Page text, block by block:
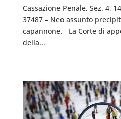
Cassazione Penale, Sez. 4,
37487 – Neo assunto
capannone. La Corte di
della...